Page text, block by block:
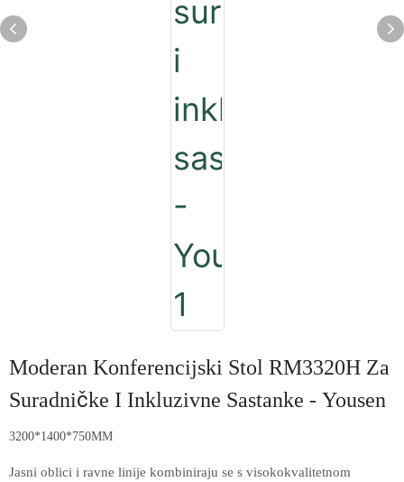
Moderan Konferencijski Stol RM3320H Za
Suradničke I Inkluzivne Sastanke - Yousen
3200*1400*750MM
Jasni oblici i ravne linije kombiniraju se s visokokvalitetnom